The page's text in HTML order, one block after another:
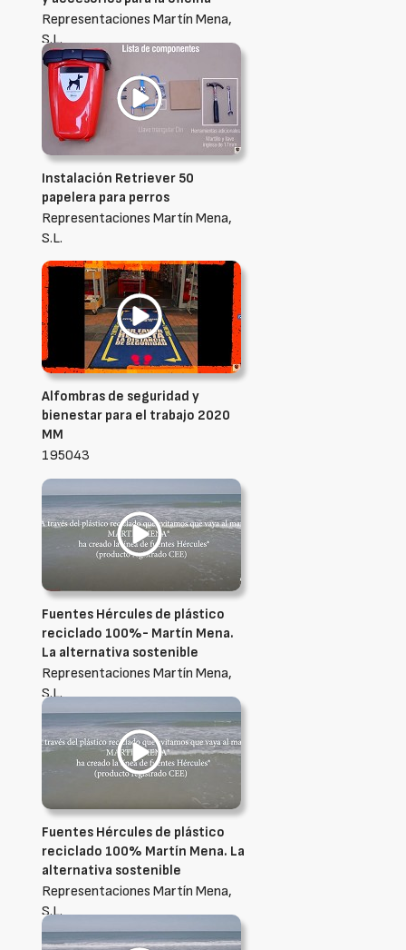
Representaciones Martín Mena,
S.L.
Instalación Retriever 50
papelera para perros
Representaciones Martín Mena,
S.L.
Alfombras de seguridad y
bienestar para el trabajo 2020
MM
195043
Fuentes Hércules de plástico
reciclado 100%- Martín Mena.
La alternativa sostenible
Representaciones Martín Mena,
S.L.
Fuentes Hércules de plástico
reciclado 100% Martín Mena. La
alternativa sostenible
Representaciones Martín Mena,
S.L.